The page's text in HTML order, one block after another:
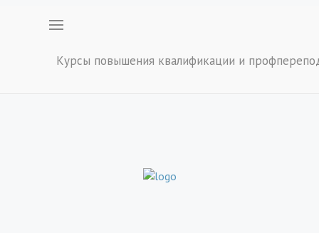
Курсы повышения квалификации и